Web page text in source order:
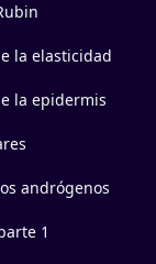
la elasticidad
la epidermis
andrógenos
1